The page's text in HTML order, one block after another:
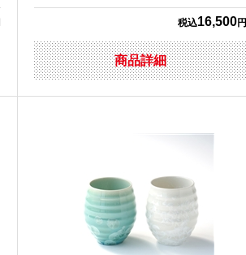
税込16,500円
商品詳細